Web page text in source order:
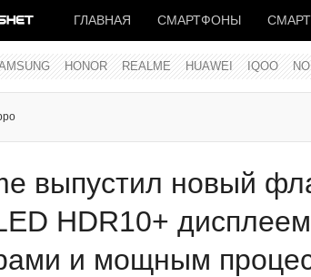
ГЛАВНАЯ СМАРТФОНЫ
HONOR REALME HUAWEI IQOO
выпустил новый
HDR10+
и мощным